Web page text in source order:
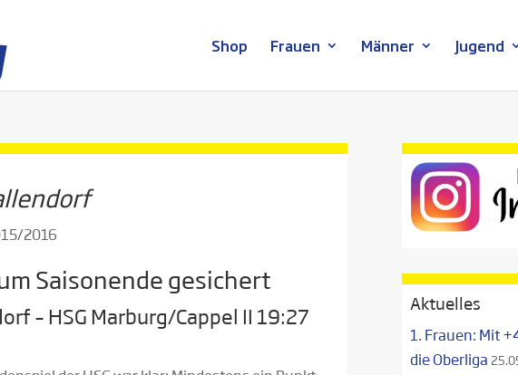
Shop Frauen Männer Jugend
2016
Saisonende gesichert
– HSG Marburg/Cappel II 19:27 Aktuelles
1. Frauen: Mit
die Oberliga